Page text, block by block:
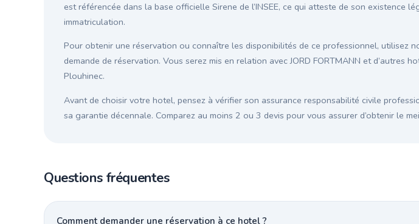
est référencée dans la base officielle Sirene de l’INSEE, ce qui atteste de son existence
immatriculation.
Pour obtenir une réservation ou connaître les disponibilités de ce professionnel, utilisez
demande de réservation. Vous serez mis en relation avec JORD FORTMANN et d’autres
Plouhinec.
Avant de choisir votre hotel, pensez à vérifier son assurance responsabilité civile
sa garantie décennale. Comparez au moins 2 ou 3 devis pour vous assurer d’obtenir le
Questions fréquentes
Comment demander une réservation à ce hotel ?